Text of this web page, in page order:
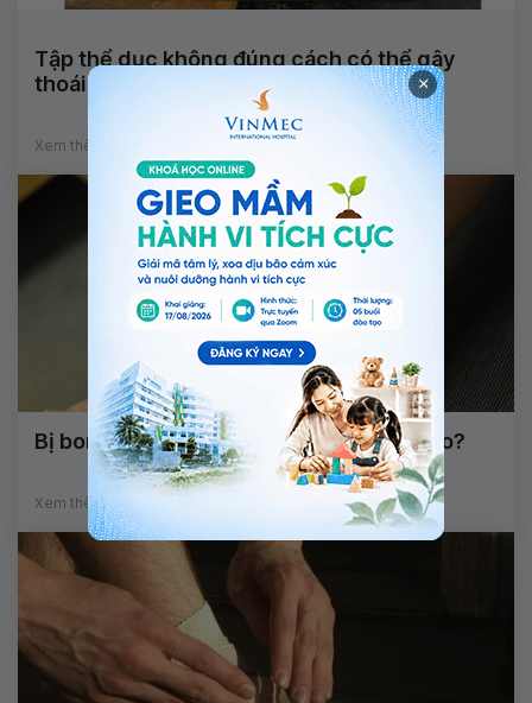
Tập thể dục không đúng cách có thể gây
thoái hóa khớp sớm
Xem thêm
Bị bong gân cổ tay, cổ chân: Phải làm sao?
Xem thêm
×